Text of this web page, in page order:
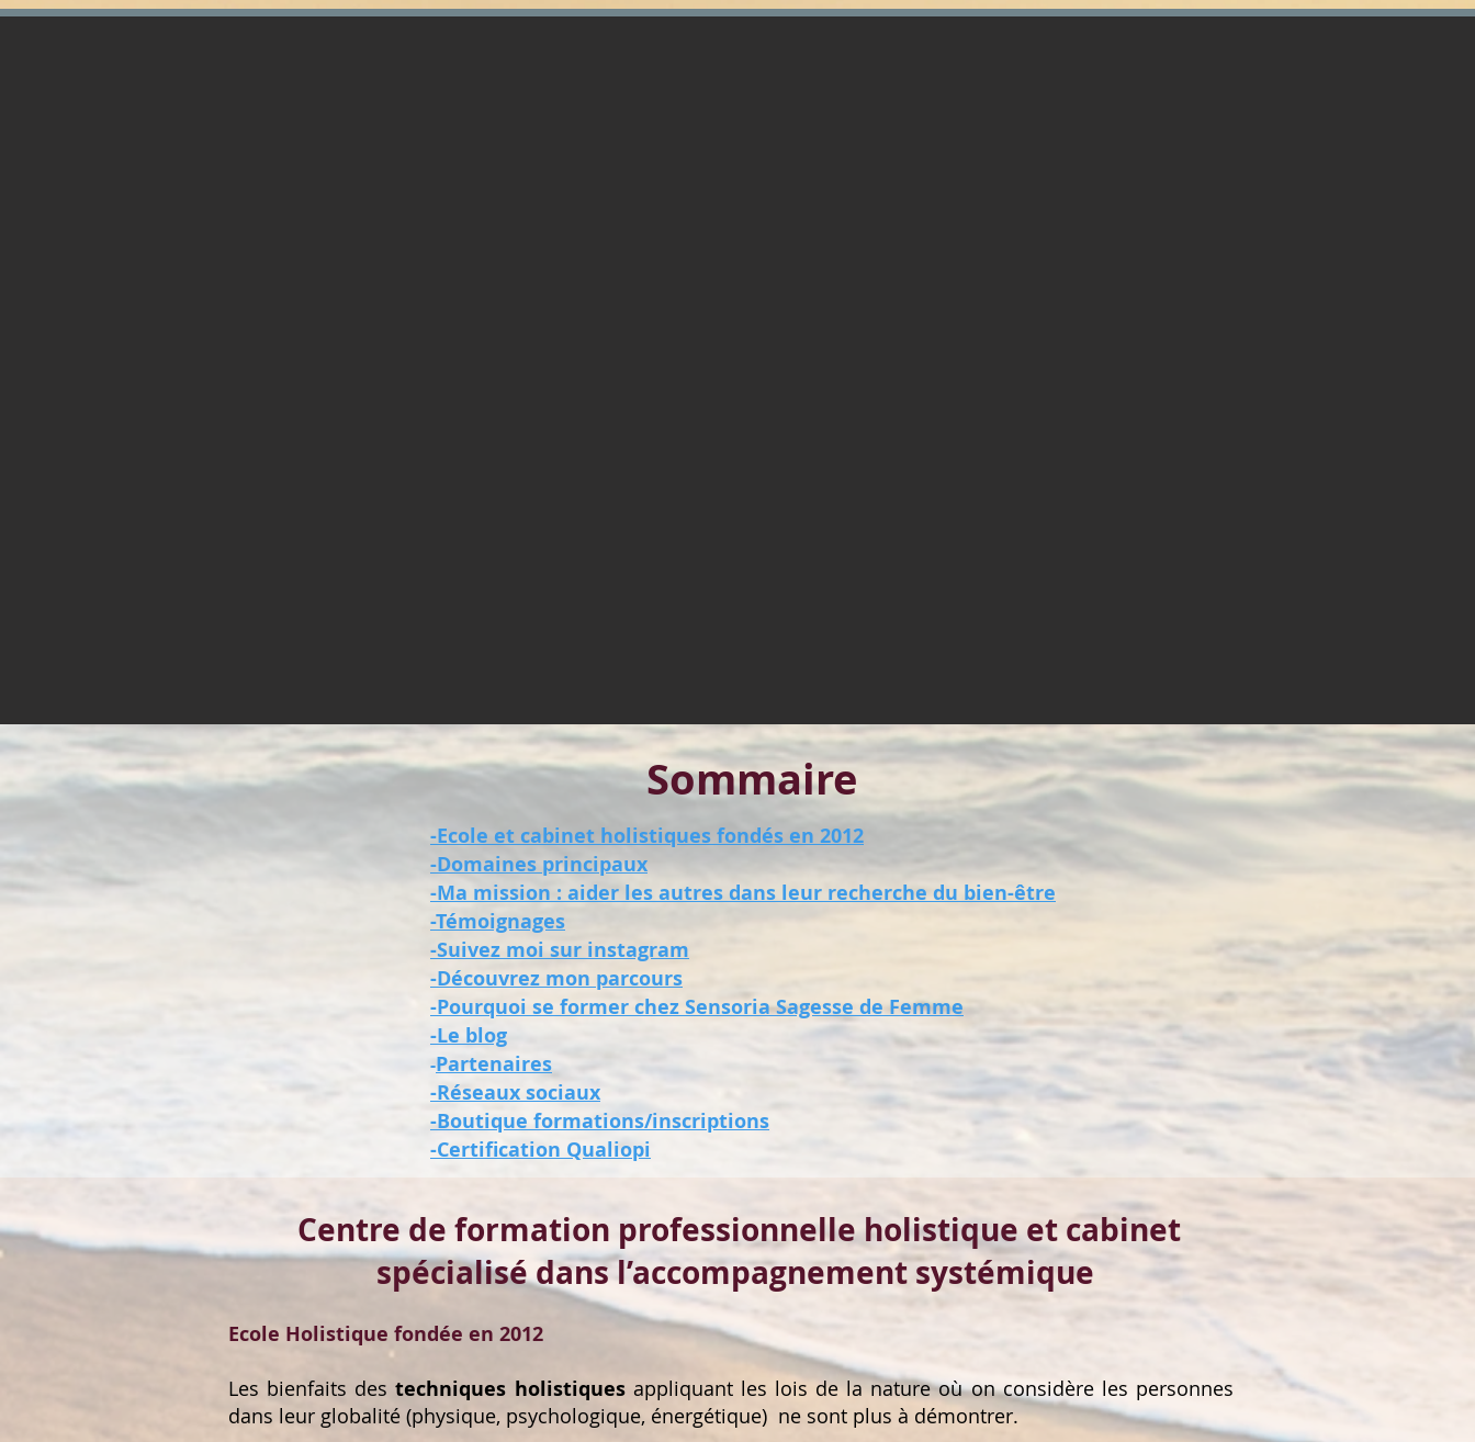
Sommaire
-Ecole et cabinet holistiques fondés en 2012
-Domaines principaux
-Ma mission : aider les autres dans leur recherche du bien-être
-Témoignages
-Suivez moi sur instagram
-Découvrez mon parcours
-Pourquoi se former chez Sensoria Sagesse de Femme
-Le blog
-Partenaires
-Réseaux sociaux
-Boutique formations/inscriptions
-Certification Qualiopi
Centre de formation professionnelle holistique et cabinet
spécialisé dans l’accompagnement systémique
Ecole Holistique fondée en 2012
Les bienfaits destechniques holistiquesappliquant les lois de la nature où on considère les personnes
dans leur globalité (physique, psychologique, énergétique) ne sont plus à démontrer.